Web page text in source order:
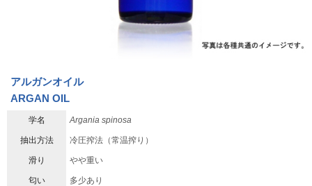
アルガンオイル
ARGAN OIL
学名 Argania spinosa
抽出方法 冷圧搾法（常温搾り）
滑り やや重い
匂い 多少あり